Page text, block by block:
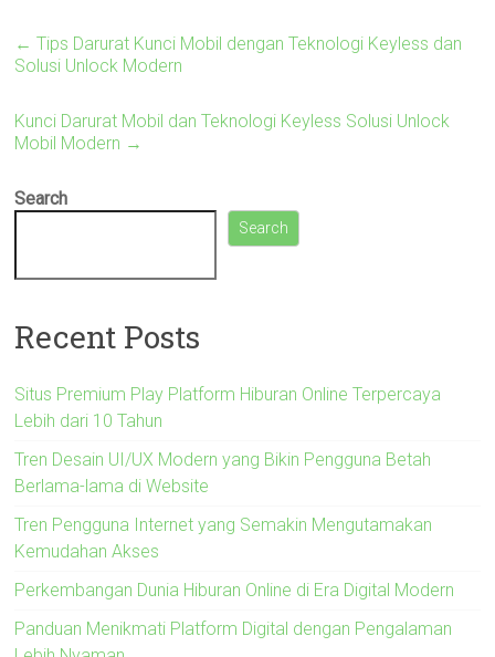
← Tips Darurat Kunci Mobil dengan Teknologi Keyless dan
Solusi Unlock Modern
Kunci Darurat Mobil dan Teknologi Keyless Solusi Unlock
Mobil Modern →
Search
Search
Recent Posts
Situs Premium Play Platform Hiburan Online Terpercaya
Lebih dari 10 Tahun
Tren Desain UI/UX Modern yang Bikin Pengguna Betah
Berlama-lama di Website
Tren Pengguna Internet yang Semakin Mengutamakan
Kemudahan Akses
Perkembangan Dunia Hiburan Online di Era Digital Modern
Panduan Menikmati Platform Digital dengan Pengalaman